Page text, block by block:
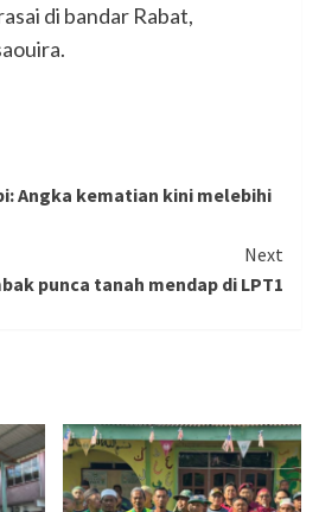
di bandar Rabat,
Angka kematian kini melebihi
Next
punca tanah mendap di LPT1